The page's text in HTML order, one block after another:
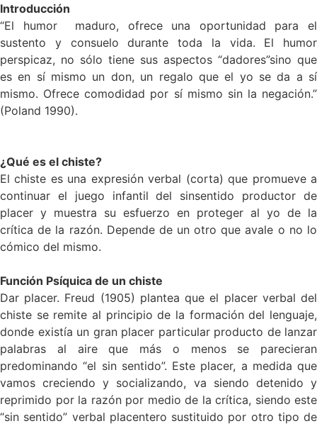
Introducción
“El humor maduro, ofrece una oportunidad para el
sustento y consuelo durante toda la vida. El humor
perspicaz, no sólo tiene sus aspectos “dadores”sino que
es en sí mismo un don, un regalo que el yo se da a sí
mismo. Ofrece comodidad por sí mismo sin la negación.”
(Poland 1990).
¿Qué es el chiste?
El chiste es una expresión verbal (corta) que promueve a
continuar el juego infantil del sinsentido productor de
placer y muestra su esfuerzo en proteger al yo de la
crítica de la razón. Depende de un otro que avale o no lo
cómico del mismo.
Función Psíquica de un chiste
Dar placer. Freud (1905) plantea que el placer verbal del
chiste se remite al principio de la formación del lenguaje,
donde existía un gran placer particular producto de lanzar
palabras al aire que más o menos se parecieran
predominando “el sin sentido”. Este placer, a medida que
vamos creciendo y socializando, va siendo detenido y
reprimido por la razón por medio de la crítica, siendo este
“sin sentido” verbal placentero sustituido por otro tipo de